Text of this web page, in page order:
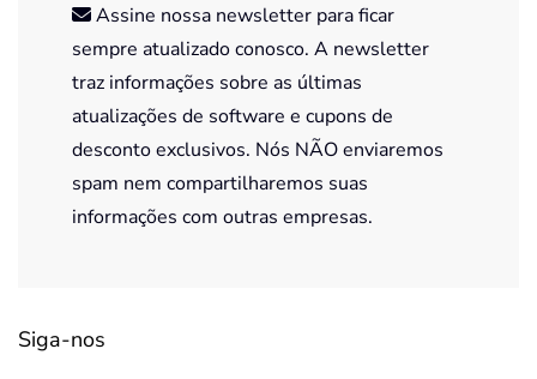
Assine nossa newsletter para ficar
sempre atualizado conosco. A newsletter
traz informações sobre as últimas
atualizações de software e cupons de
desconto exclusivos. Nós NÃO enviaremos
spam nem compartilharemos suas
informações com outras empresas.
Siga-nos